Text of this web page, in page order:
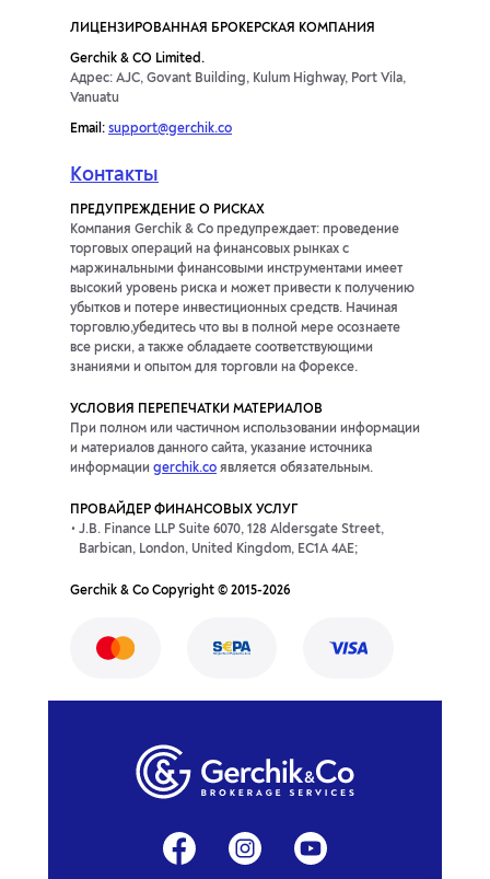
ЛИЦЕНЗИРОВАННАЯ БРОКЕРСКАЯ КОМПАНИЯ
Gerchik & CO Limited.
Адрес: AJC, Govant Building, Kulum Highway, Port Vila,
Vanuatu
Email: support@gerchik.co
Контакты
ПРЕДУПРЕЖДЕНИЕ О РИСКАХ
Компания Gerchik & Co предупреждает: проведение
торговых операций на финансовых рынках с
маржинальными финансовыми инструментами имеет
высокий уровень риска и может привести к получению
убытков и потере инвестиционных средств. Начиная
торговлю,убедитесь что вы в полной мере осознаете
все риски, а также обладаете соответствующими
знаниями и опытом для торговли на Форексе.
УСЛОВИЯ ПЕРЕПЕЧАТКИ МАТЕРИАЛОВ
При полном или частичном использовании информации
и материалов данного сайта, указание источника
информации gerchik.co является обязательным.
ПРОВАЙДЕР ФИНАНСОВЫХ УСЛУГ
J.B. Finance LLP Suite 6070, 128 Aldersgate Street,
Barbican, London, United Kingdom, EC1A 4AE;
Gerchik & Co Copyright © 2015-2026